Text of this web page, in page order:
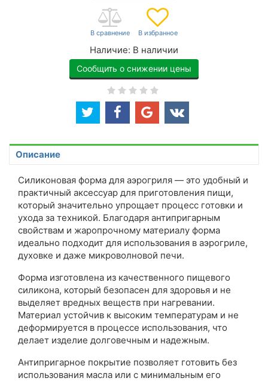
Наличие: В наличии
Сообщить о снижении цены
Описание
Силиконовая форма для аэрогриля — это удобный и
практичный аксессуар для приготовления пищи,
который значительно упрощает процесс готовки и
ухода за техникой. Благодаря антипригарным
свойствам и жаропрочному материалу форма
идеально подходит для использования в аэрогриле,
духовке и даже микроволновой печи.
Форма изготовлена из качественного пищевого
силикона, который безопасен для здоровья и не
выделяет вредных веществ при нагревании.
Материал устойчив к высоким температурам и не
деформируется в процессе использования, что
делает изделие долговечным и надежным.
Антипригарное покрытие позволяет готовить без
использования масла или с минимальным его